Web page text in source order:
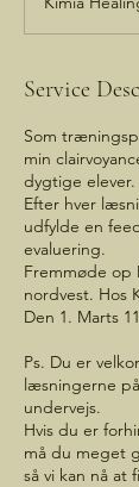
e
d
Service
Som
min
dygtige elever.
Efter hver
udfylde en
evaluering.
Fremmøde op
nordvest. Hos
Den 1. Marts
Ps. Du er
læsningerne
undervejs.
Hvis du er
må du meget
så vi kan nå at